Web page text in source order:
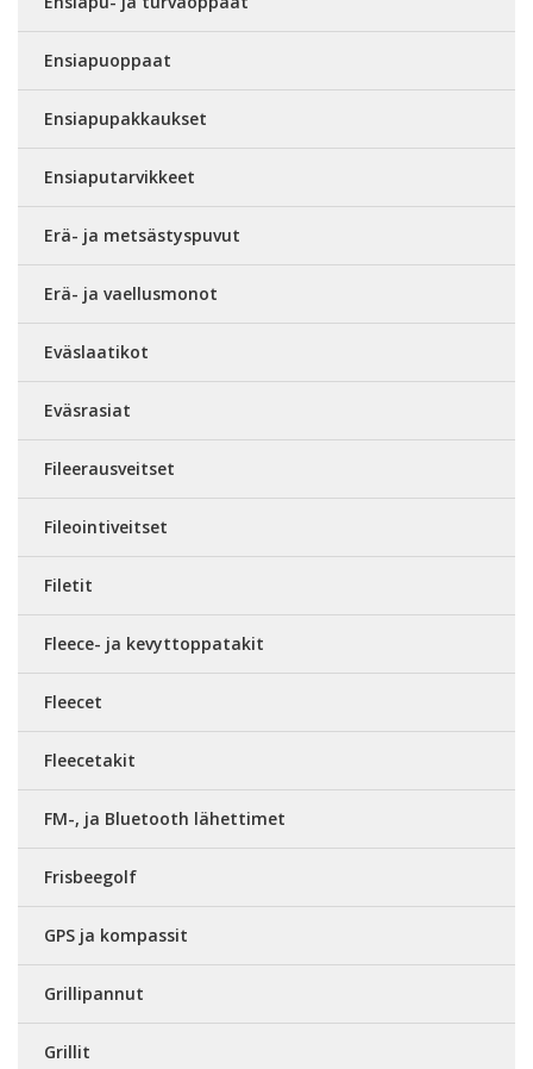
Ensiapuoppaat
Ensiapupakkaukset
Ensiaputarvikkeet
Erä- ja metsästyspuvut
Erä- ja vaellusmonot
Eväslaatikot
Eväsrasiat
Fileerausveitset
Fileointiveitset
Filetit
Fleece- ja kevyttoppatakit
Fleecet
Fleecetakit
FM-, ja Bluetooth lähettimet
Frisbeegolf
GPS ja kompassit
Grillipannut
Grillit